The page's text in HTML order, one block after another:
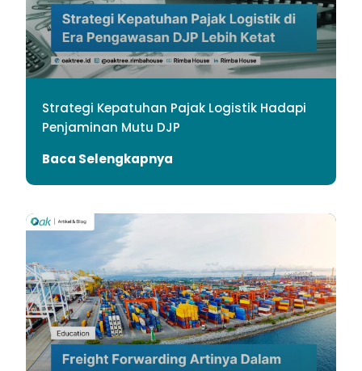
Strategi Kepatuhan Pajak Logistik Hadapi
Penjaminan Mutu DJP
Baca Selengkapnya